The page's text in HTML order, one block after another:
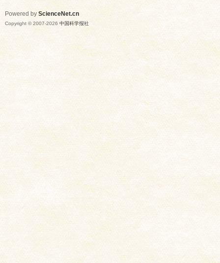
Powered by ScienceNet.cn
Copyright © 2007-2026 中国科学报社